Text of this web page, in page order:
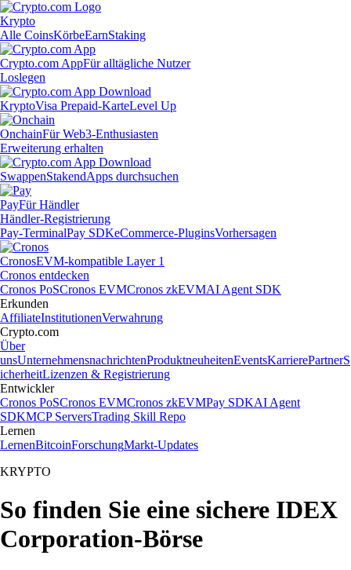
Krypto
Alle CoinsKörbeEarnStaking
Crypto.com AppFür alltägliche Nutzer
Loslegen
KryptoVisa Prepaid-KarteLevel Up
OnchainFür Web3-Enthusiasten
Erweiterung erhalten
SwappenStakendApps durchsuchen
PayFür Händler
Händler-Registrierung
Pay-TerminalPay SDKeCommerce-PluginsVorhersagen
CronosEVM-kompatible Layer 1
Cronos entdecken
Cronos PoSCronos EVMCronos zkEVMAI Agent SDK
Erkunden
AffiliateInstitutionenVerwahrung
Crypto.com
Über
unsUnternehmensnachrichtenProduktneuheitenEventsKarrierePartnerS
icherheitLizenzen & Registrierung
Entwickler
Cronos PoSCronos EVMCronos zkEVMPay SDKAI Agent
SDKMCP ServersTrading Skill Repo
Lernen
LernenBitcoinForschungMarkt-Updates
KRYPTO
So finden Sie eine sichere IDEX
Corporation-Börse